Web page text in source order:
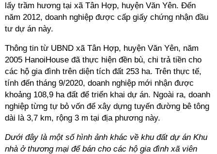
lấy trầm hương tại xã Tân Hợp, huyện Văn Yên. Đến
năm 2012, doanh nghiệp được cấp giấy chứng nhận đầu
tư dự án này.
Thông tin từ UBND xã Tân Hợp, huyện Văn Yên, năm
2005 HanoiHouse đã thực hiện đền bù, chi trả tiền cho
các hộ gia đình trên diện tích đất 253 ha. Trên thực tế,
tính đến tháng 9/2020, doanh nghiệp mới nhận được
khoảng 108,9 ha đất để triển khai dự án. Ngoài ra, doanh
nghiệp từng tự bỏ vốn để xây dựng tuyến đường bê tông
dài là 3,7 km, rộng 3 m tại địa phương này.
Dưới đây là một số hình ảnh khác về khu đất dự án Khu
nhà ở thương mại để bán cho các hộ gia đình xã viên